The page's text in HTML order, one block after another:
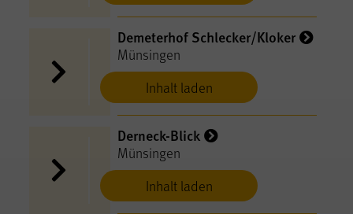
Inhalt laden
Demeterhof Schlecker/Kloker
Münsingen
Inhalt laden
Derneck-Blick
Münsingen